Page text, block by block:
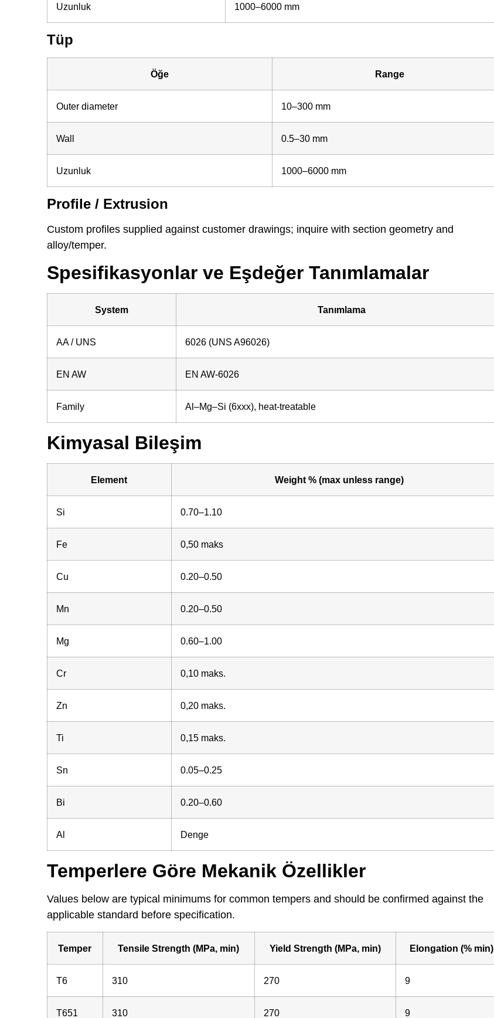
Uzunluk 1000–6000 mm
Tüp
Öğe Range
Outer diameter 10–300 mm
Wall 0.5–30 mm
Uzunluk 1000–6000 mm
Profile / Extrusion
Custom profiles supplied against customer drawings; inquire with section geometry and
alloy/temper.
Spesifikasyonlar ve Eşdeğer Tanımlamalar
System Tanımlama
AA / UNS 6026 (UNS A96026)
EN AW EN AW-6026
Family Al–Mg–Si (6xxx), heat-treatable
Kimyasal Bileşim
Element Weight % (max unless range)
Si 0.70–1.10
Fe 0,50 maks
Cu 0.20–0.50
Mn 0.20–0.50
Mg 0.60–1.00
Cr 0,10 maks.
Zn 0,20 maks.
Ti 0,15 maks.
Sn 0.05–0.25
Bi 0.20–0.60
Al Denge
Temperlere Göre Mekanik Özellikler
Values below are typical minimums for common tempers and should be confirmed against the
applicable standard before specification.
Temper Tensile Strength (MPa, min) Yield Strength (MPa, min) Elongation (% min)
T6 310 270 9
T651 310 270 9